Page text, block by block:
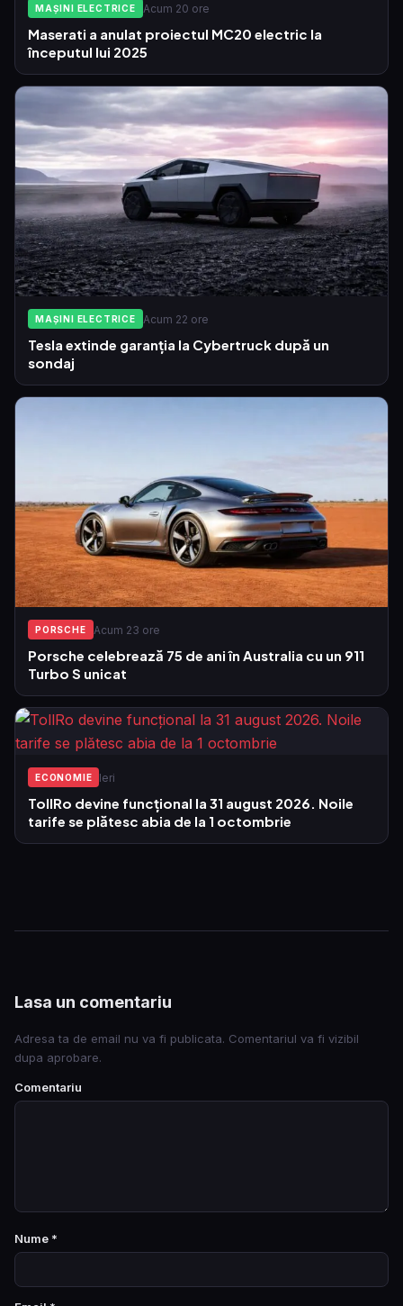
MAȘINI ELECTRICE Acum 20 ore
Maserati a anulat proiectul MC20 electric la
începutul lui 2025
MAȘINI ELECTRICE Acum 22 ore
Tesla extinde garanția la Cybertruck după un
sondaj
PORSCHE Acum 23 ore
Porsche celebrează 75 de ani în Australia cu un 911
Turbo S unicat
ECONOMIE Ieri
TollRo devine funcțional la 31 august 2026. Noile
tarife se plătesc abia de la 1 octombrie
Lasa un comentariu
Adresa ta de email nu va fi publicata. Comentariul va fi vizibil
dupa aprobare.
Comentariu
Nume *